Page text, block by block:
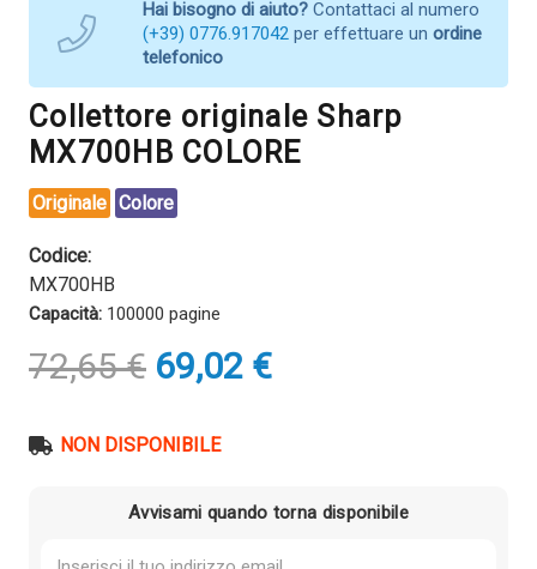
Hai bisogno di aiuto? Contattaci al numero
(+39) 0776.917042 per effettuare un ordine
telefonico
Collettore originale Sharp
MX700HB COLORE
Originale Colore
Codice:
MX700HB
Capacità: 100000 pagine
72,65€ Il
prezzo
era:
69,02 €Il
prezzo
NON DISPONIBILE
Avvisami quando torna disponibile